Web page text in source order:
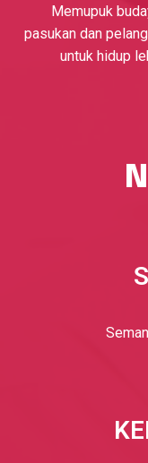
Memupuk
pasukan dan
untuk hidup